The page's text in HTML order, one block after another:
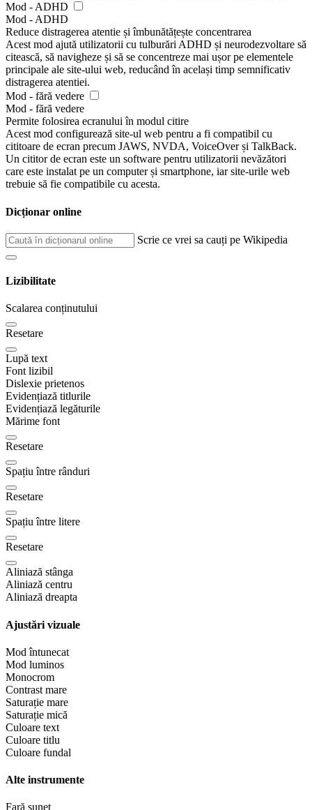
Mod - ADHD
Mod - ADHD
Reduce distragerea atentie și îmbunătățește concentrarea
Acest mod ajută utilizatorii cu tulburări ADHD și neurodezvoltare să
citească, să navigheze și să se concentreze mai ușor pe elementele
principale ale site-ului web, reducând în același timp semnificativ
distragerea atentiei.
Mod - fără vedere
Mod - fără vedere
Permite folosirea ecranului în modul citire
Acest mod configurează site-ul web pentru a fi compatibil cu
cititoare de ecran precum JAWS, NVDA, VoiceOver și TalkBack.
Un cititor de ecran este un software pentru utilizatorii nevăzători
care este instalat pe un computer și smartphone, iar site-urile web
trebuie să fie compatibile cu acesta.
Dicționar online
Scrie ce vrei sa cauți pe Wikipedia
Lizibilitate
Scalarea conținutului
Resetare
Lupă text
Font lizibil
Dislexie prietenos
Evidențiază titlurile
Evidențiază legăturile
Mărime font
Resetare
Spațiu între rânduri
Resetare
Spațiu între litere
Resetare
Aliniază stânga
Aliniază centru
Aliniază dreapta
Ajustări vizuale
Mod întunecat
Mod luminos
Monocrom
Contrast mare
Saturație mare
Saturație mică
Culoare text
Culoare titlu
Culoare fundal
Alte instrumente
Fară sunet